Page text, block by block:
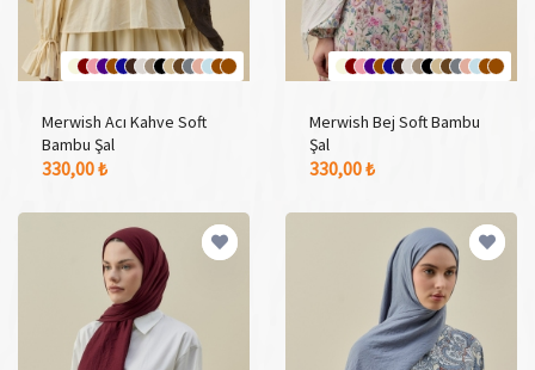
17 Adet Renk Seçeneği
Merwish Acı Kahve Soft
Bambu Şal
330,00 ₺
17 Adet Renk Seçeneği
Merwish Bej Soft Bambu
Şal
330,00 ₺